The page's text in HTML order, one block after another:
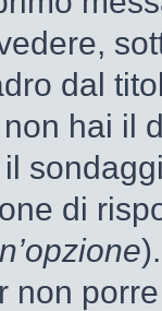
dal
hai il
di
non